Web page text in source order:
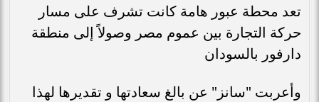
تعد محطة عبور هامة كانت تشرف على مسار
حركة التجارة بين عموم مصر وصولاً إلى منطقة
دارفور بالسودان
وأعربت "سانز" عن بالغ سعادتها و تقديرها لهذا